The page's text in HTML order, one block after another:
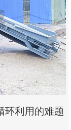
环利用的难题